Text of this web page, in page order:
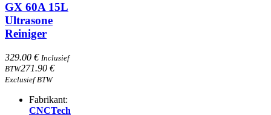
GX 60A 15L
Ultrasone
Reiniger
329.00 € Inclusief
BTW271.90 €
Exclusief BTW
Fabrikant:
CNCTech